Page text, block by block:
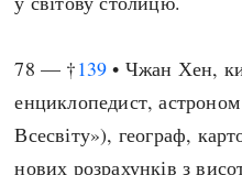
78 — †139 • Чжан Хен,
енциклопедист,
Всесвіту»), географ,
нових розрахунків з